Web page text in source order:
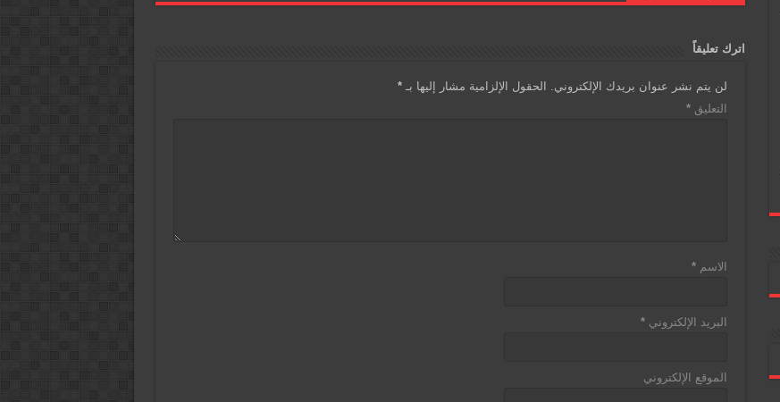
b
o
o
p
n
e
اترك تعليقاً
لن يتم نشر عنوان بريدك الإلكتروني. الحقول الإلزامية مشار إليها بـ*
التعليق*
الاسم*
البريد الإلكتروني*
الموقع الإلكتروني